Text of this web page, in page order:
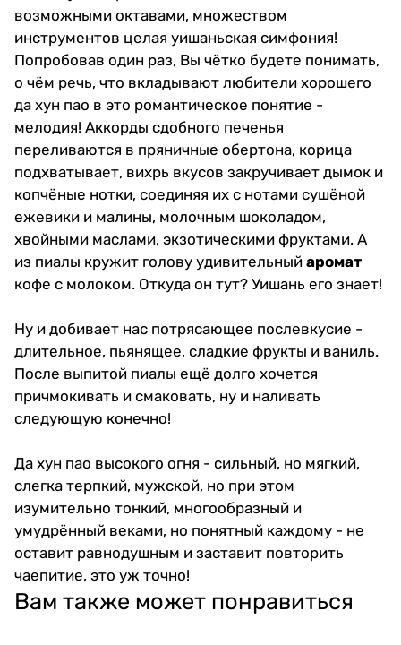
возможными октавами, множеством
инструментов целая уишаньская симфония!
Попробовав один раз, Вы чётко будете понимать,
о чём речь, что вкладывают любители хорошего
да хун пао в это романтическое понятие -
мелодия! Аккорды сдобного печенья
переливаются в пряничные обертона, корица
подхватывает, вихрь вкусов закручивает дымок и
копчёные нотки, соединяя их с нотами сушёной
ежевики и малины, молочным шоколадом,
хвойными маслами, экзотическими фруктами. А
из пиалы кружит голову удивительный аромат
кофе с молоком. Откуда он тут? Уишань его знает!
Ну и добивает нас потрясающее послевкусие -
длительное, пьянящее, сладкие фрукты и ваниль.
После выпитой пиалы ещё долго хочется
причмокивать и смаковать, ну и наливать
следующую конечно!
Да хун пао высокого огня - сильный, но мягкий,
слегка терпкий, мужской, но при этом
изумительно тонкий, многообразный и
умудрённый веками, но понятный каждому - не
оставит равнодушным и заставит повторить
чаепитие, это уж точно!
Вам также может понравиться